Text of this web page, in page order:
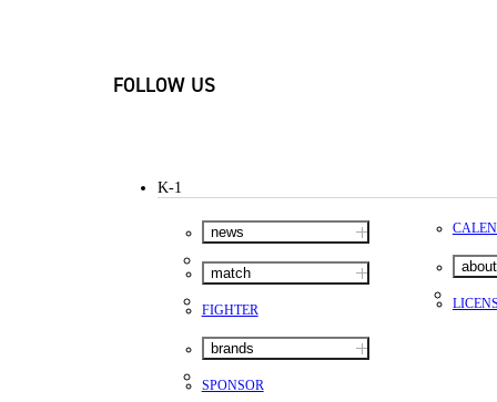
FOLLOW US
K-1
news
match
FIGHTER
brands
SPONSOR
about